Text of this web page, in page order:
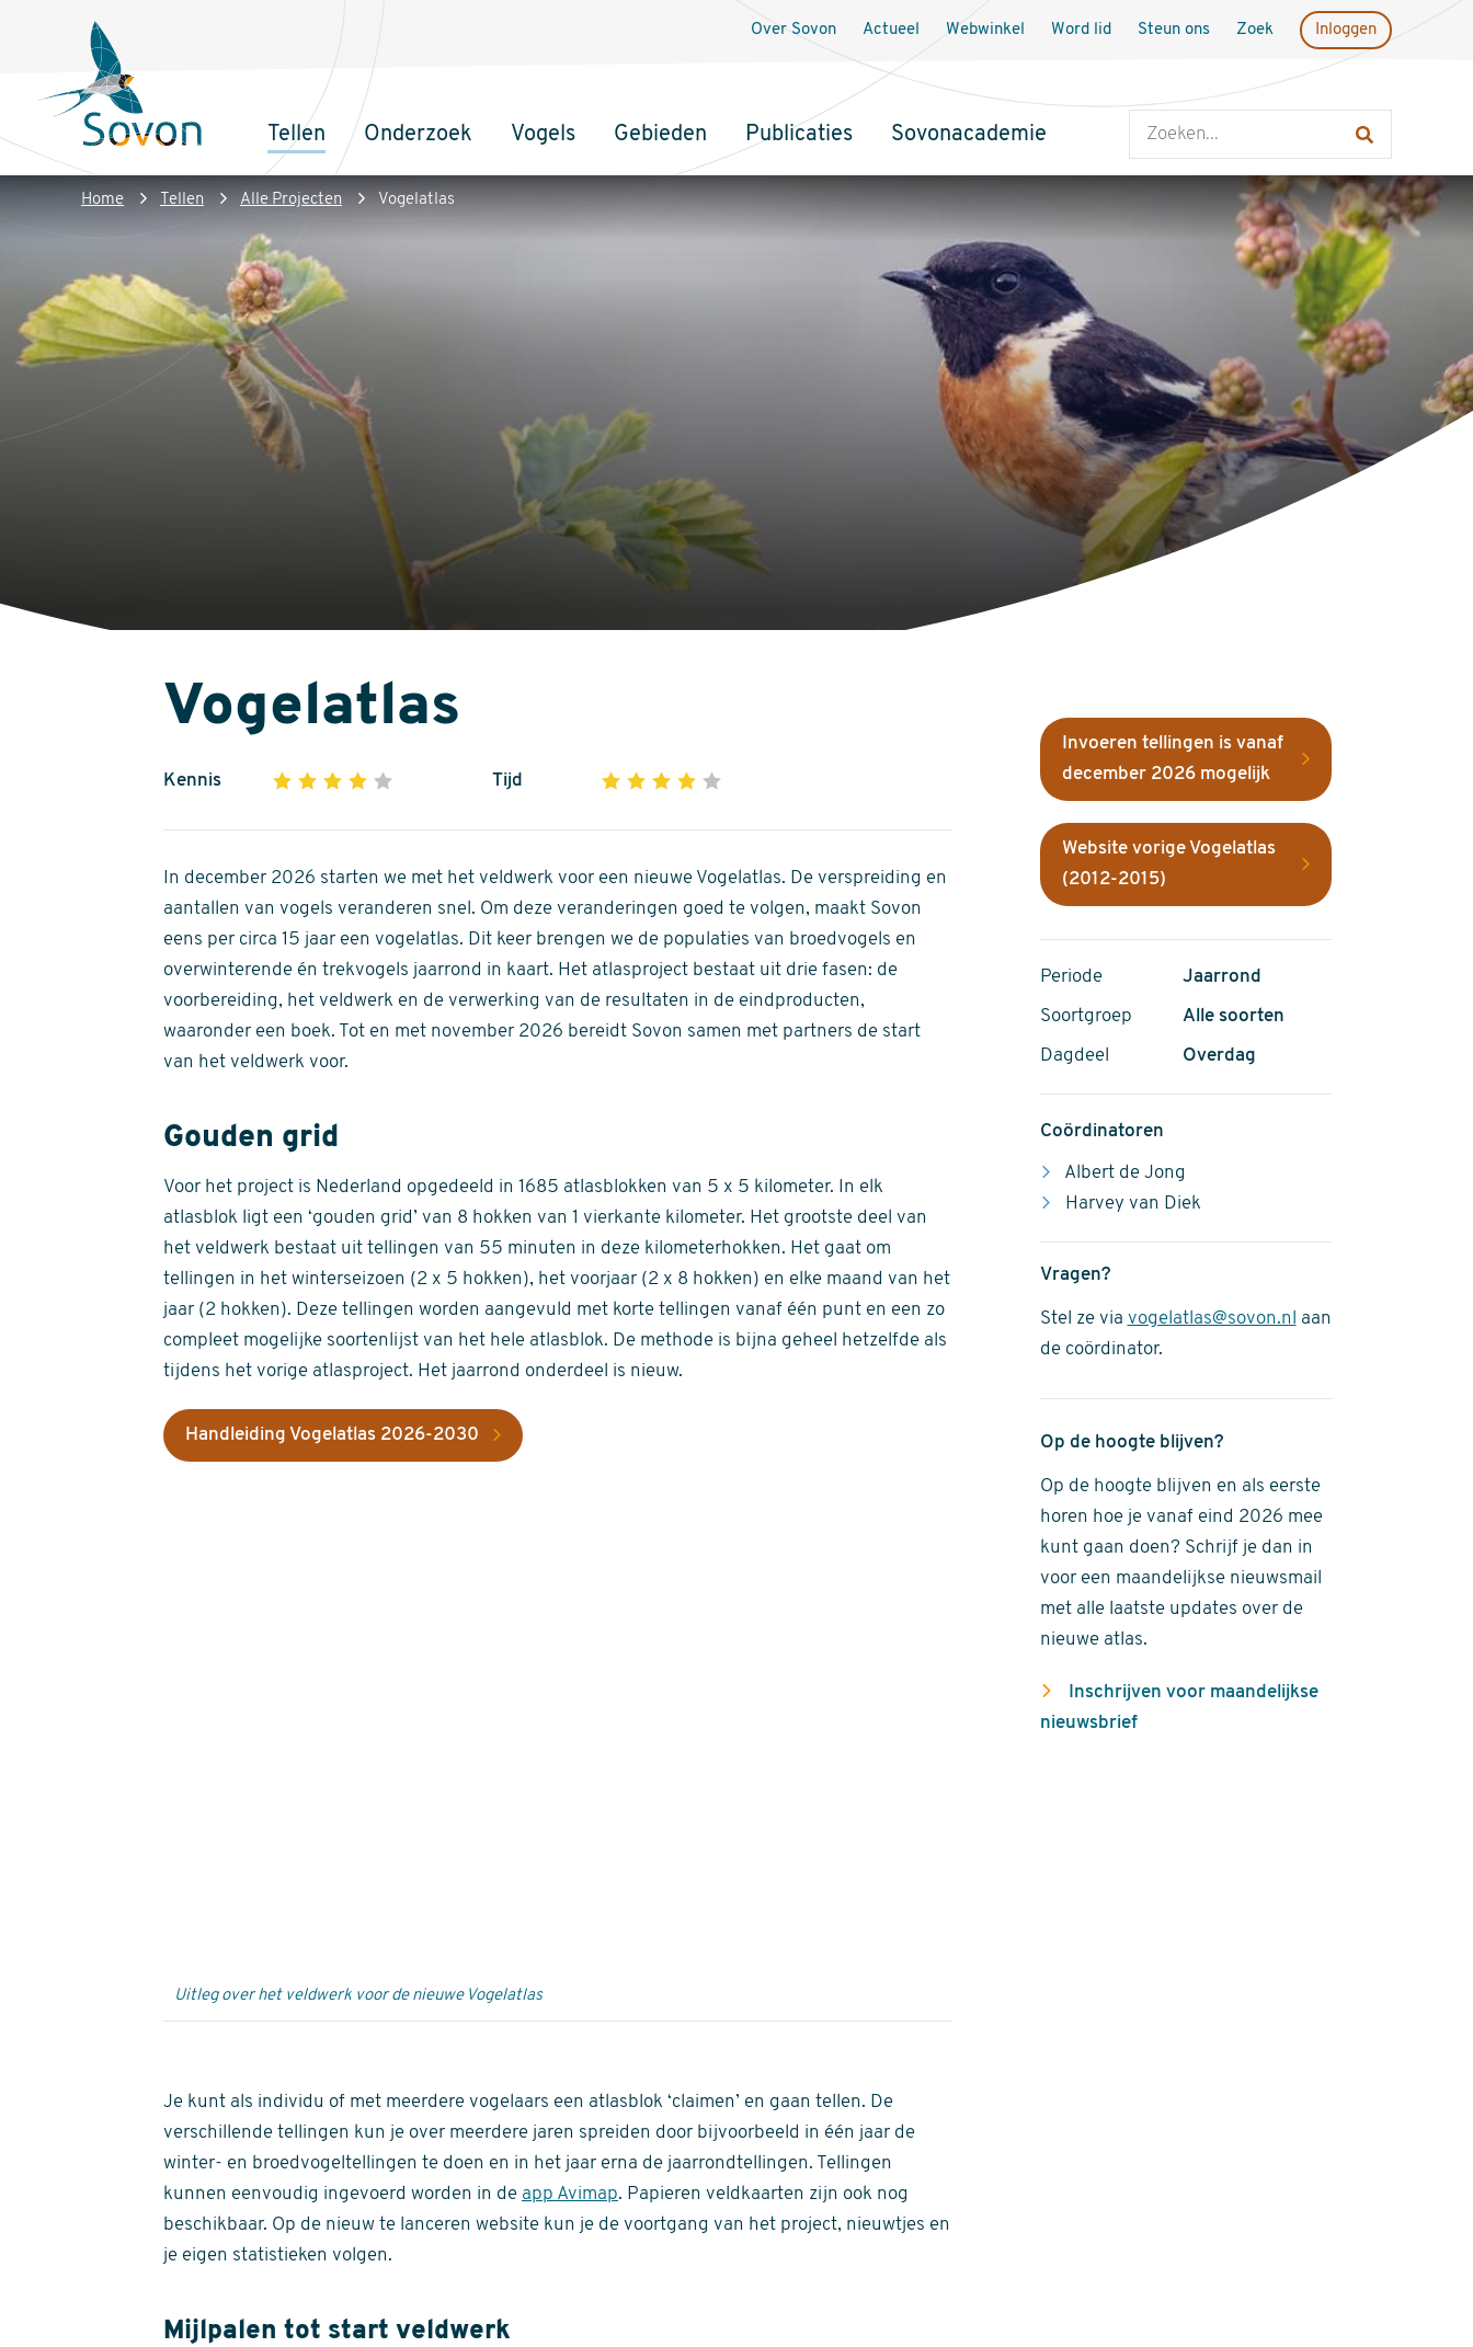
inhoud
Sovon
Homepage
Hoofdnavigatie
Tellen Onderzoek Vogels Gebieden Publicaties Sovonacademie
Over Sovon Actueel Webwinkel Word lid Steun ons Zoek Inloggen
Kruimelpad
Home Tellen Alle Projecten Vogelatlas
Vogelatlas
Kennis 1 2 3 4
of
5
stars
Tijd 1 2 3 4
of
5
stars
In december 2026 starten we met het veldwerk voor een nieuwe Vogelatlas. De verspreiding en
aantallen van vogels veranderen snel. Om deze veranderingen goed te volgen, maakt Sovon
eens per circa 15 jaar een vogelatlas. Dit keer brengen we de populaties van broedvogels en
overwinterende én trekvogels jaarrond in kaart. Het atlasproject bestaat uit drie fasen: de
voorbereiding, het veldwerk en de verwerking van de resultaten in de eindproducten,
waaronder een boek. Tot en met november 2026 bereidt Sovon samen met partners de start
van het veldwerk voor.
Gouden grid
Voor het project is Nederland opgedeeld in 1685 atlasblokken van 5 x 5 kilometer. In elk
atlasblok ligt een ‘gouden grid’ van 8 hokken van 1 vierkante kilometer. Het grootste deel van
het veldwerk bestaat uit tellingen van 55 minuten in deze kilometerhokken. Het gaat om
tellingen in het winterseizoen (2 x 5 hokken), het voorjaar (2 x 8 hokken) en elke maand van het
jaar (2 hokken). Deze tellingen worden aangevuld met korte tellingen vanaf één punt en een zo
compleet mogelijke soortenlijst van het hele atlasblok. De methode is bijna geheel hetzelfde als
tijdens het vorige atlasproject. Het jaarrond onderdeel is nieuw.
Handleiding Vogelatlas 2026-2030
Uitleg over het veldwerk voor de nieuwe Vogelatlas
Je kunt als individu of met meerdere vogelaars een atlasblok ‘claimen’ en gaan tellen. De
verschillende tellingen kun je over meerdere jaren spreiden door bijvoorbeeld in één jaar de
winter- en broedvogeltellingen te doen en in het jaar erna de jaarrondtellingen. Tellingen
kunnen eenvoudig ingevoerd worden in de app Avimap. Papieren veldkaarten zijn ook nog
beschikbaar. Op de nieuw te lanceren website kun je de voortgang van het project, nieuwtjes en
je eigen statistieken volgen.
Mijlpalen tot start veldwerk
Invoeren tellingen is vanaf
december 2026 mogelijk
Website vorige Vogelatlas
(2012-2015)
Periode Jaarrond
Soortgroep Alle soorten
Dagdeel Overdag
Coördinatoren
Albert de Jong
Harvey van Diek
Vragen?
Stel ze via vogelatlas@sovon.nl
aan
de coördinator.
Op de hoogte blijven?
Op de hoogte blijven en als eerste
horen hoe je vanaf eind 2026 mee
kunt gaan doen? Schrijf je dan in
voor een maandelijkse nieuwsmail
met alle laatste updates over de
nieuwe atlas.
Inschrijven voor maandelijkse
nieuwsbrief